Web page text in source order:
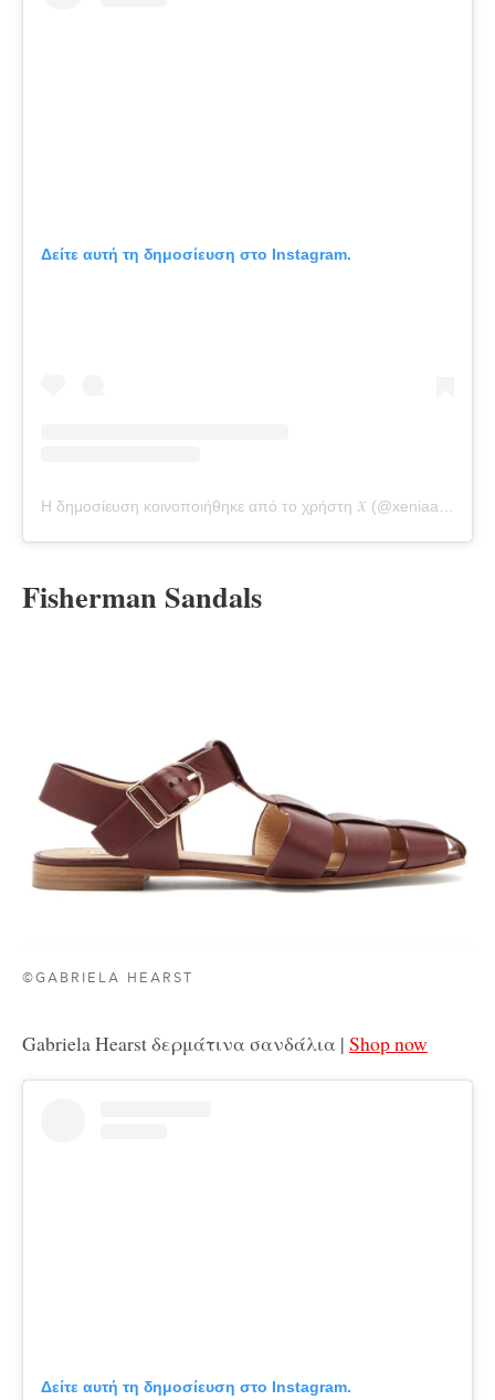
Δείτε αυτή τη δημοσίευση στο Instagram.
Fisherman Sandals
©GABRIELA HEARST
Gabriela Hearst δερμάτινα σανδάλια | Shop now
Δείτε αυτή τη δημοσίευση στο Instagram.